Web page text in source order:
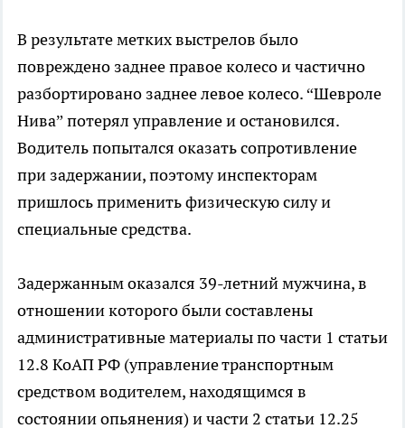
В результате метких выстрелов было
повреждено заднее правое колесо и частично
разбортировано заднее левое колесо. “Шевроле
Нива” потерял управление и остановился.
Водитель попытался оказать сопротивление
при задержании, поэтому инспекторам
пришлось применить физическую силу и
специальные средства.
Задержанным оказался 39-летний мужчина, в
отношении которого были составлены
административные материалы по части 1 статьи
12.8 КоАП РФ (управление транспортным
средством водителем, находящимся в
состоянии опьянения) и части 2 статьи 12.25